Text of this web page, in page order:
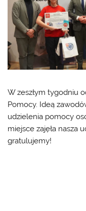
W zeszłym tygodniu
Pomocy. Ideą
udzielenia pomocy
miejsce zajęła nasza
gratulujemy!